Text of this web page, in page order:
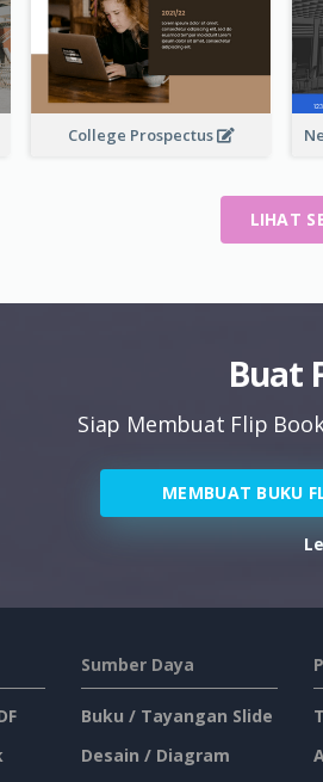
College Prospectus
LIHAT
Buat
Siap Membuat Flip
MEMBUAT BUKU
Sumber Daya
Buku / Tayangan Slide
Desain / Diagram